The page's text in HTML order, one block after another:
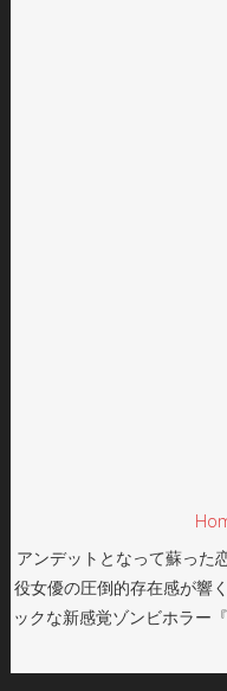
アンデットとなって蘇った
役女優の圧倒的存在感が響
ックな新感覚ゾンビホラー